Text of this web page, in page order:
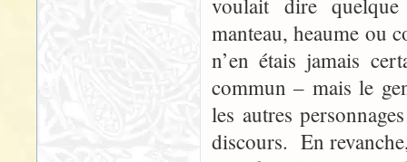
voulait dire
manteau, heaume ou
n’en étais jamais
commun – mais le
les autres
discours. En